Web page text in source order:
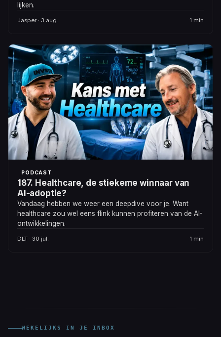
lijken.
Jasper · 3 aug. 1 min
PODCAST
187. Healthcare, de stiekeme winnaar van
AI-adoptie?
Vandaag hebben we weer een deepdive voor je. Want
healthcare zou wel eens flink kunnen profiteren van de AI-
ontwikkelingen.
DLT · 30 jul. 1 min
WEKELIJKS IN JE INBOX